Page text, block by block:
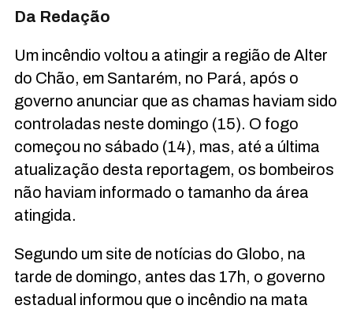
Da Redação
Um incêndio voltou a atingir a região de Alter
do Chão, em Santarém, no Pará, após o
governo anunciar que as chamas haviam sido
controladas neste domingo (15). O fogo
começou no sábado (14), mas, até a última
atualização desta reportagem, os bombeiros
não haviam informado o tamanho da área
atingida.
Segundo um site de notícias do Globo, na
tarde de domingo, antes das 17h, o governo
estadual informou que o incêndio na mata